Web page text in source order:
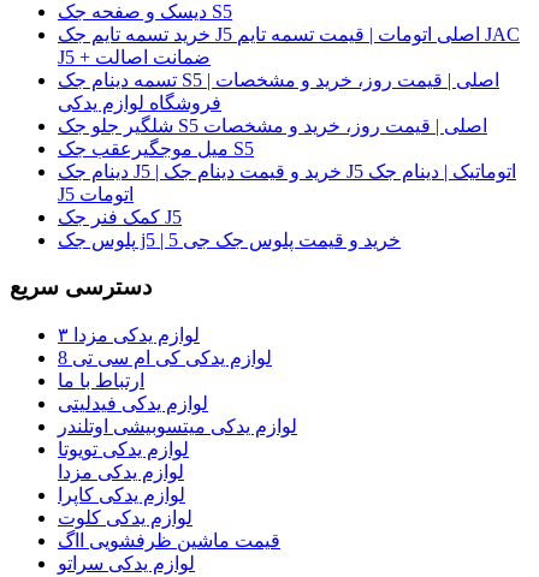
دیسک و صفحه جک S5
خرید تسمه تایم جک J5 اصلی اتومات | قیمت تسمه تایم JAC
J5 + ضمانت اصالت
تسمه دینام جک S5 اصلی | قیمت روز، خرید و مشخصات |
فروشگاه لوازم یدکی
شلگیر جلو جک S5 اصلی | قیمت روز، خرید و مشخصات
میل موجگیرعقب جک S5
دینام جک J5 | خرید و قیمت دینام جک J5 اتوماتیک | دینام جک
J5 اتومات
کمک فنر جک J5
پلوس جک j5 | خرید و قیمت پلوس جک جی 5
دسترسی سریع
لوازم یدکی مزدا ۳
لوازم یدکی کی ام سی تی 8
ارتباط با ما
لوازم یدکی فیدلیتی
لوازم یدکی میتسوبیشی اوتلندر
لوازم یدکی تویوتا
لوازم یدکی مزدا
لوازم یدکی کاپرا
لوازم یدکی کلوت
قیمت ماشین ظرفشویی ااگ
لوازم یدکی سراتو